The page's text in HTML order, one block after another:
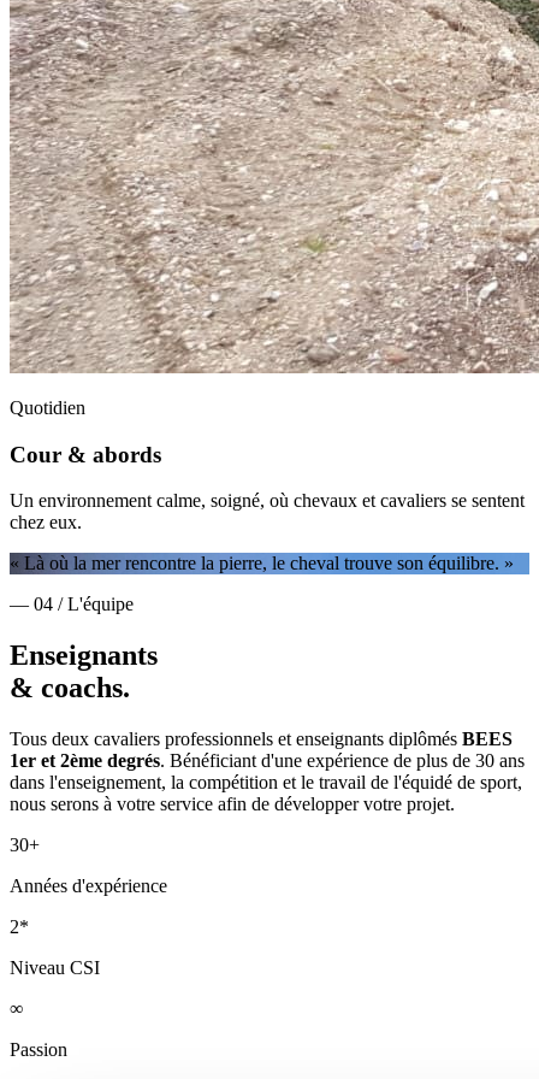
Quotidien
Cour & abords
Un environnement calme, soigné, où chevaux et cavaliers se sentent
chez eux.
« Là où la mer rencontre la pierre, le cheval trouve son équilibre. »
— 04 / L'équipe
Enseignants
& coachs.
Tous deux cavaliers professionnels et enseignants diplômés BEES
1er et 2ème degrés. Bénéficiant d'une expérience de plus de 30 ans
dans l'enseignement, la compétition et le travail de l'équidé de sport,
nous serons à votre service afin de développer votre projet.
30+
Années d'expérience
2*
Niveau CSI
∞
Passion